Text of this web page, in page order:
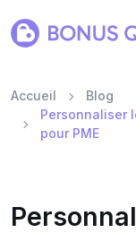
Accueil
Blog
Personnaliser
pour PME